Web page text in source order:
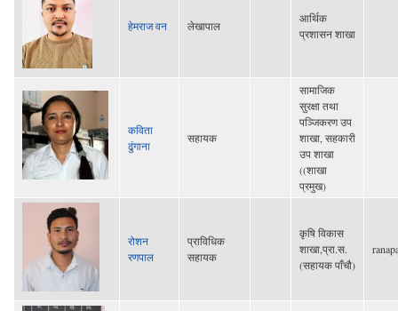
हेमराज वन लेखापाल
आर्थिक
प्रशासन शाखा
कविता
ढुंगाना
सहायक
सामाजिक
सुरक्षा तथा
पञ्जिकरण उप
शाखा, सहकारी
उप शाखा
((शाखा
प्रमुख)
रोशन
रणपाल
प्राविधिक
सहायक
कृषि विकास
शाखा,प्रा.स.
(सहायक पाँचौ)